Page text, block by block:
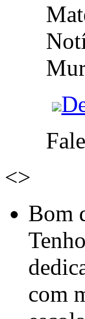
Mural
Fale
<>
Bom
com